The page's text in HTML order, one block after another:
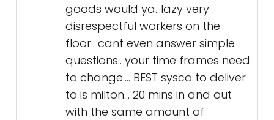
goods would ya...lazy very
disrespectful workers on the
floor.. cant even answer simple
questions.. your time frames need
to change.... BEST sysco to deliver
to is milton... 20 mins in and out
with the same amount of